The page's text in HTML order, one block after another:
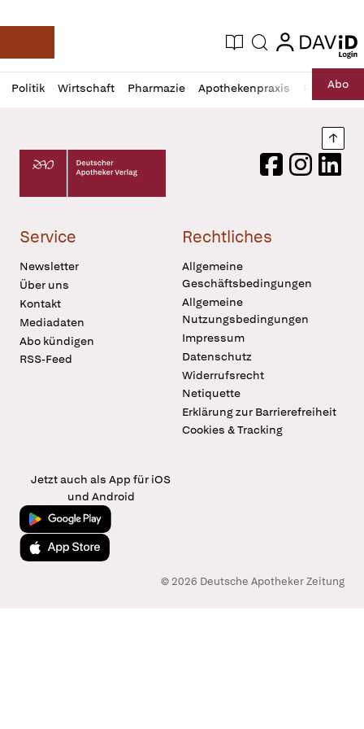
Deutsche Apotheker Zeitung
Aktuelle Ausgabe
Suche login
login
Politik Wirtschaft Pharmazie Apothekenpraxis RechtAbo
Profil
öffnen
Daz
Pur
Deutscher Apotheker Verlag Logo
FacebookInstagram
Service
Newsletter
Über uns
Kontakt
Mediadaten
Abo kündigen
RSS-Feed
Rechtliches
Allgemeine
Geschäftsbedingungen
Allgemeine
Nutzungsbedingungen
Impressum
Datenschutz
Widerrufsrecht
Netiquette
Erklärung zur Barrierefreiheit
Cookies & Tracking
Jetzt auch als App für iOS
und Android
Jetzt bei Google Play
Laden im App Store
© 2026 Deutsche Apotheker Zeitung